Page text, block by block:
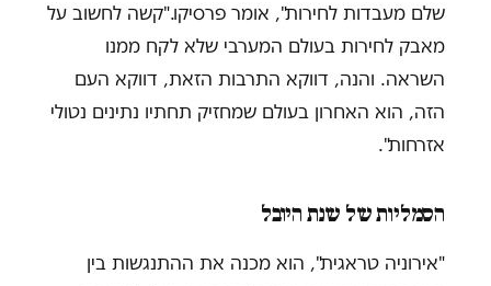
שלם מעבדות לחירות", אומר פרסיקו."קשה לחשוב על
מאבק לחירות בעולם המערבי שלא לקח ממנו
השראה. והנה, דווקא התרבות הזאת, דווקא העם
הזה, הוא האחרון בעולם שמחזיק תחתיו נתינים נטולי
אזרחות".
הסמליות של שנת היובל
"אירוניה טראגית", הוא מכנה את ההתנגשות בין